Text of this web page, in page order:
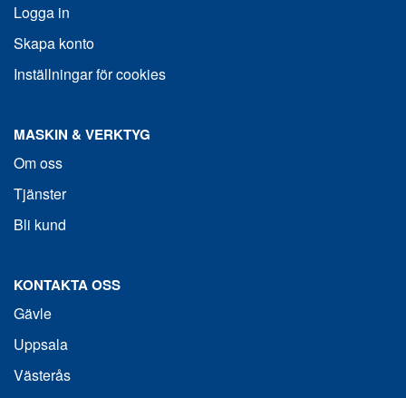
Logga in
Skapa konto
Inställningar för cookies
MASKIN & VERKTYG
Om oss
Tjänster
Bli kund
KONTAKTA OSS
Gävle
Uppsala
Västerås